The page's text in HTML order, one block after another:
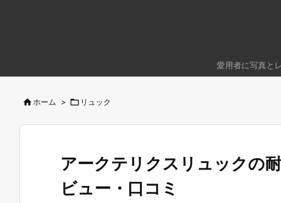
愛用者に写真と
ホーム >  リュック
アークテリクスリュックの
ビュー・口コミ